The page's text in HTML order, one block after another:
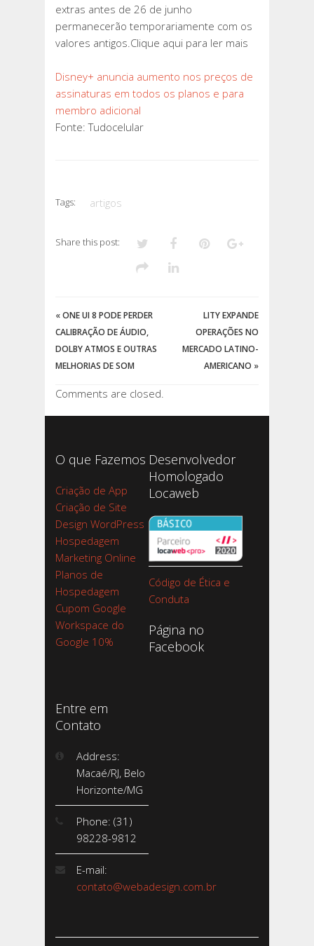
extras antes de 26 de junho
permanecerão temporariamente com os
valores antigos.Clique aqui para ler mais
Disney+ anuncia aumento nos preços de
assinaturas em todos os planos e para
membro adicional
Fonte: Tudocelular
Tags: artigos
Share this post:
«ONE UI 8 PODE PERDER
CALIBRAÇÃO DE ÁUDIO,
DOLBY ATMOS E OUTRAS
MELHORIAS DE SOM
LITY EXPANDE
OPERAÇÕES NO
MERCADO LATINO-
AMERICANO »
Comments are closed.
O que Fazemos
Criação de App
Criação de Site
Design WordPress
Hospedagem
Marketing Online
Planos de
Hospedagem
Cupom Google
Workspace do
Google 10%
Desenvolvedor
Homologado
Locaweb
Código de Ética e
Conduta
Página no
Facebook
Entre em
Contato
Address:
Macaé/RJ, Belo
Horizonte/MG
Phone: (31)
98228-9812
E-mail:
contato@webadesign.com.br